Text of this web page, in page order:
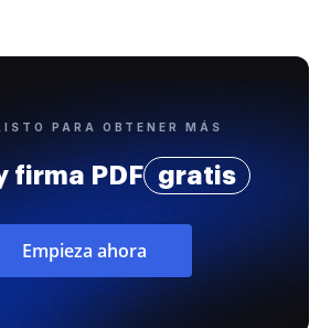
PARA OBTENER MÁS
firma PDF gratis
Empieza ahora